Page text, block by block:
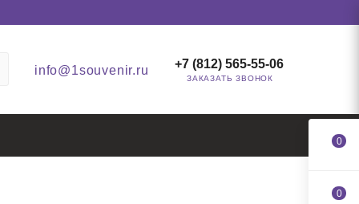
info@1souvenir.ru +7 (812) 565-55-06
ЗАКАЗАТЬ ЗВОНОК
0
0